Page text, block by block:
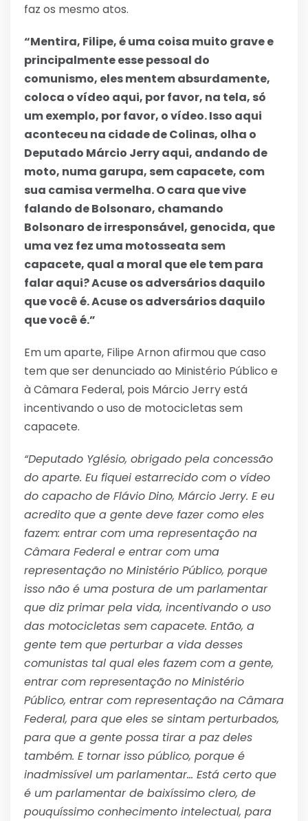
faz os mesmo atos.
“Mentira, Filipe, é uma coisa muito grave e
principalmente esse pessoal do
comunismo, eles mentem absurdamente,
coloca o vídeo aqui, por favor, na tela, só
um exemplo, por favor, o vídeo. Isso aqui
aconteceu na cidade de Colinas, olha o
Deputado Márcio Jerry aqui, andando de
moto, numa garupa, sem capacete, com
sua camisa vermelha. O cara que vive
falando de Bolsonaro, chamando
Bolsonaro de irresponsável, genocida, que
uma vez fez uma motosseata sem
capacete, qual a moral que ele tem para
falar aqui? Acuse os adversários daquilo
que você é. Acuse os adversários daquilo
que você é.”
Em um aparte, Filipe Arnon afirmou que caso
tem que ser denunciado ao Ministério Público e
à Câmara Federal, pois Márcio Jerry está
incentivando o uso de motocicletas sem
capacete.
“Deputado Yglésio, obrigado pela concessão
do aparte. Eu fiquei estarrecido com o vídeo
do capacho de Flávio Dino, Márcio Jerry. E eu
acredito que a gente deve fazer como eles
fazem: entrar com uma representação na
Câmara Federal e entrar com uma
representação no Ministério Público, porque
isso não é uma postura de um parlamentar
que diz primar pela vida, incentivando o uso
das motocicletas sem capacete. Então, a
gente tem que perturbar a vida desses
comunistas tal qual eles fazem com a gente,
entrar com representação no Ministério
Público, entrar com representação na Câmara
Federal, para que eles se sintam perturbados,
para que a gente possa tirar a paz deles
também. E tornar isso público, porque é
inadmissível um parlamentar… Está certo que
é um parlamentar de baixíssimo clero, de
pouquíssimo conhecimento intelectual, para